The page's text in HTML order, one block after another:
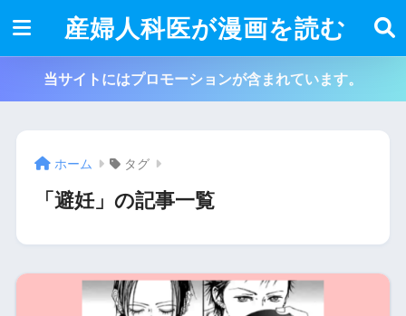
産婦人科医が漫画を読む
当サイトにはプロモーションが含まれています。
ホーム タグ
「避妊」の記事一覧